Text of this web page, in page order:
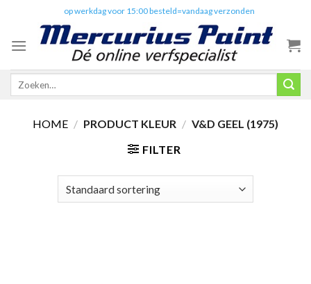
content
op werkdag voor 15:00 besteld=vandaag verzonden
Zoeken
HOME / PRODUCT KLEUR / V&D GEEL (1975)
FILTER